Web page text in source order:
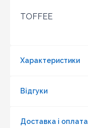
TOFFEE
Характеристики
Відгуки
Доставка і оплата